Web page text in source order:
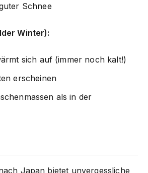
Schnee
Winter):
sich auf (immer noch kalt!)
erscheinen
als in der
Japan bietet unvergessliche